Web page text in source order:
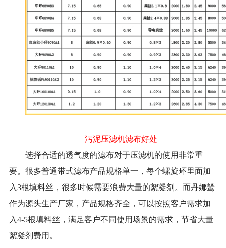
污泥压滤机滤布好处
选择合适的透气度的滤布对于压滤机的使用非常重
要。很多普通带式滤布产品规格单一，每个螺旋环里面加
入3根填料丝，很多时候需要浪费大量的絮凝剂。而丹娜鸶
作为源头生产厂家，产品规格齐全，可以按照客户需求加
入4-5根填料丝，满足客户不同使用场景的需求，节省大量
絮凝剂费用。